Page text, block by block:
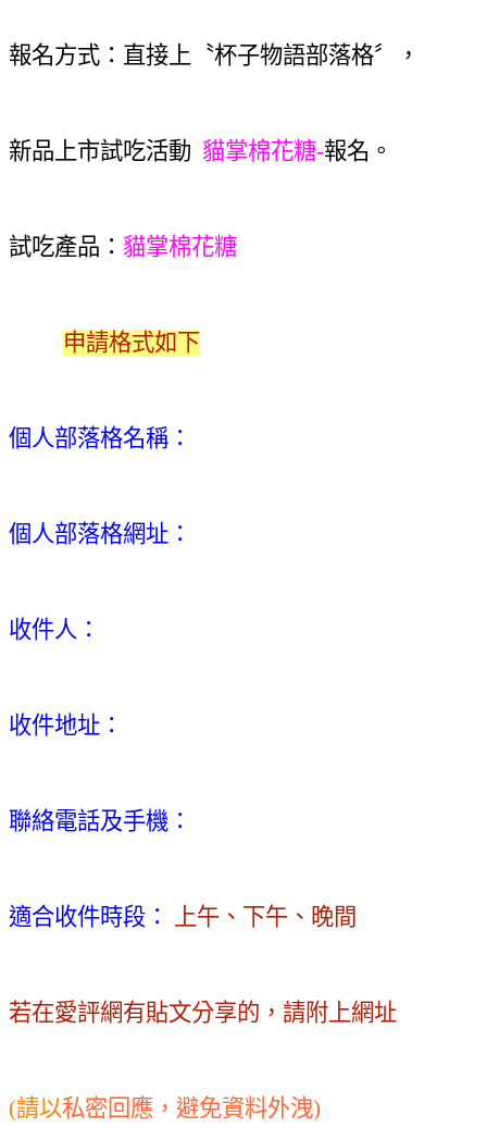
報名方式：直接上〝杯子物語部落格〞，
新品上市試吃活動 貓掌棉花糖-報名 。
試吃產品： 貓掌棉花糖
申請格式如下
個人部落格名稱：
個人部落格網址：
收件人：
收件地址：
聯絡電話及手機：
適合收件時段： 上午、下午、晚間
若在愛評網有貼文分享的，請附上網址
(請以私密回應，避免資料外洩)